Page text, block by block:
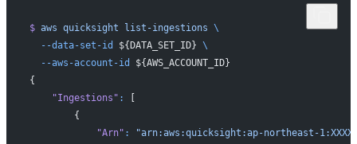
$ aws quicksight list-ingestions \
  --data-set-id
${DATA_SET_ID} \
  --aws-account-id
${AWS_ACCOUNT_ID}
{
    "Ingestions"
:
        {
            "Arn"
:
"arn:aws:quicksight:ap-northeast-